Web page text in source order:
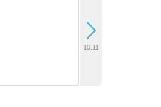
10.11